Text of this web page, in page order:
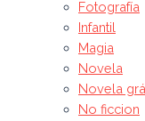
Fotografía
Infantil
Magia
Novela
Novela
No ficcion